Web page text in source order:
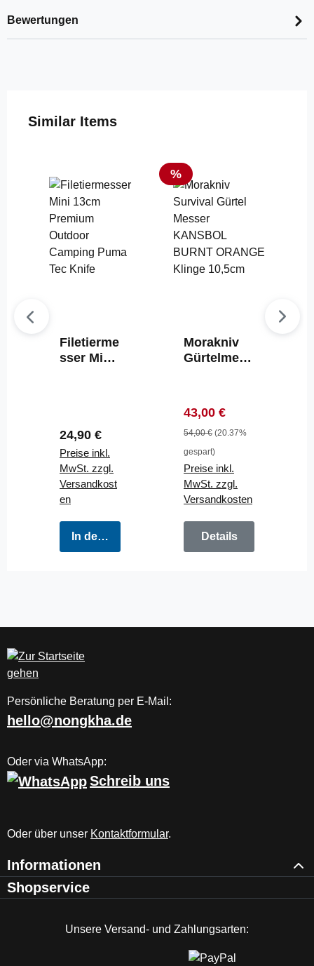
Bewertungen
Produktgalerie überspringen
Similar Items
Filetierme
sser Mini
Puma Tec
Knife
Regulärer Preis:
24,90 €
Preise inkl.
MwSt. zzgl.
Versandkost
en
In den Warenkorb
Rabatt
%
Morakniv
Gürtelmess
ORANGE
Klinge
10,5cm
Survival
Verkaufspreis:
43,00 €
54,00 € (20.37%
gespart)
Preise inkl.
MwSt. zzgl.
Versandkosten
Details
Persönliche Beratung per E-Mail:
hello@nongkha.de
Oder via WhatsApp:
Schreib uns
Oder über unser Kontaktformular.
Informationen
Shopservice
Unsere Versand- und Zahlungsarten: